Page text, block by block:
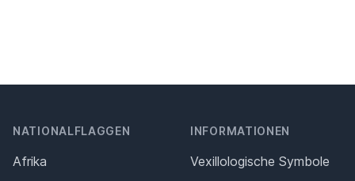
NATIONALFLAGGEN
Afrika
INFORMATIONEN
Vexillologische Symbole